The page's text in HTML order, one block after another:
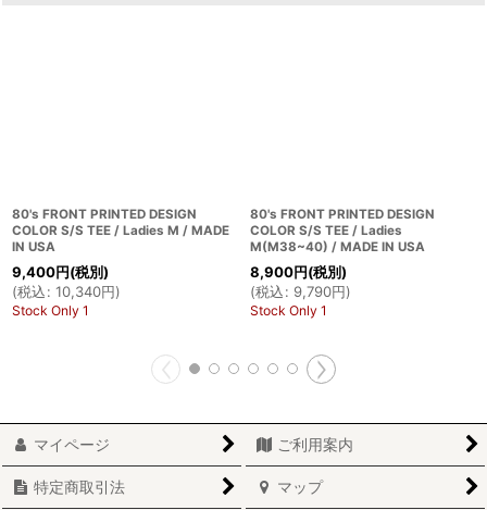
80's FRONT PRINTED DESIGN
COLOR S/S TEE / Ladies M / MADE
IN USA
9,400円(税別)
(税込: 10,340円)
Stock Only 1
80's FRONT PRINTED DESIGN
COLOR S/S TEE / Ladies
M(M38~40) / MADE IN USA
8,900円(税別)
(税込: 9,790円)
Stock Only 1
マイページ ご利用案内
特定商取引法 マップ